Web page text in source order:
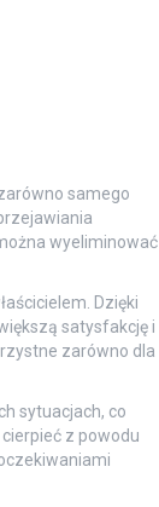
samego
wyeliminować
Dzięki
satysfakcję i
zarówno dla
sytuacjach, co
z powodu